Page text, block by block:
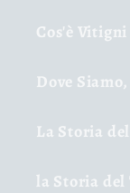
Cos'è
Dove
La Storia
la Storia del